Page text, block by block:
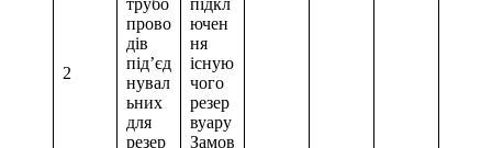
2
прово
дів
під’єд
нувал
ьних
для
резер
ючен
ня
існую
чого
резер
вуару
Замов